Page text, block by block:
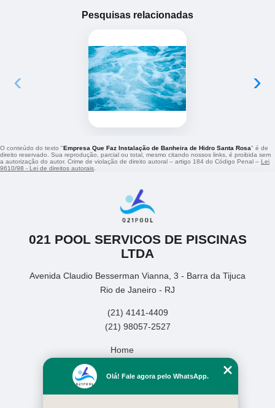
Pesquisas relacionadas
‹ ›
O conteúdo do texto "Empresa Que Faz Instalação de Banheira de Hidro Santa Rosa" é de
direito reservado. Sua reprodução, parcial ou total, mesmo citando nossos links, é proibida sem
a autorização do autor. Crime de violação de direito autoral – artigo 184 do Código Penal – Lei
9610/98 - Lei de direitos autorais.
021 POOL SERVICOS DE PISCINAS
LTDA
Avenida Claudio Besserman Vianna, 3 - Barra da Tijuca
Rio de Janeiro - RJ
(21) 4141-4409
(21) 98057-2527
Home
Missão
Olá! Fale agora pelo WhatsApp.